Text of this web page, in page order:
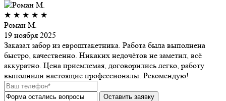
★ ★ ★ ★ ★
Роман М.
19 ноября 2025
Заказал забор из евроштакетника. Работа была выполнена
быстро, качественно. Никаких недочётов не заметил, всё
аккуратно. Цена приемлемая, договорились легко, работу
выполнили настоящие профессионалы. Рекомендую!